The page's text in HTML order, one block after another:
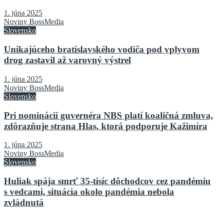
1. júna 2025
Noviny BossMedia
Slovensko
Unikajúceho bratislavského vodiča pod vplyvom
drog zastavil až varovný výstrel
1. júna 2025
Noviny BossMedia
Slovensko
Pri nominácii guvernéra NBS platí koaličná zmluva,
zdôrazňuje strana Hlas, ktorá podporuje Kažimíra
1. júna 2025
Noviny BossMedia
Slovensko
Huliak spája smrť 35-tisíc dôchodcov cez pandémiu
s vedcami, situácia okolo pandémia nebola
zvládnutá